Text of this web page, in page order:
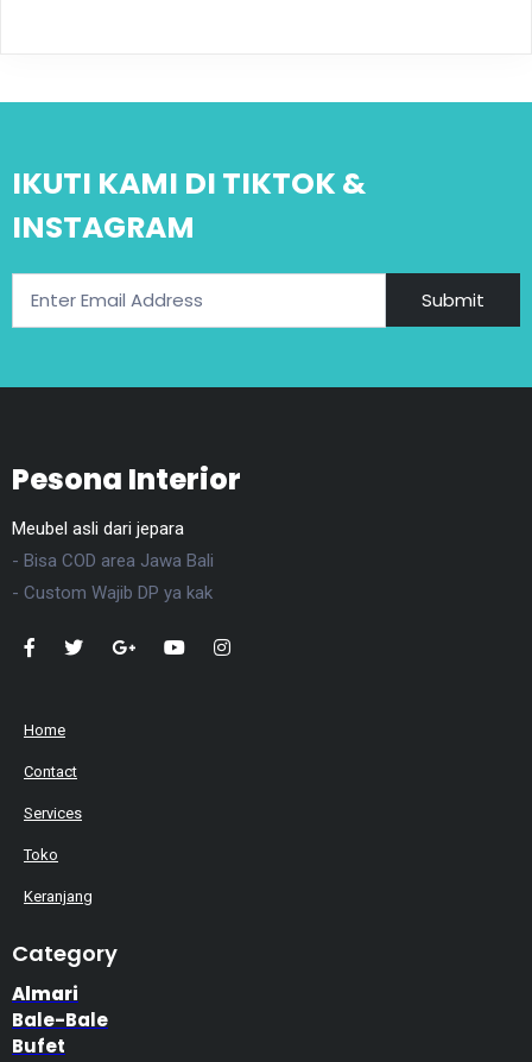
IKUTI KAMI DI TIKTOK &
INSTAGRAM
Submit
Pesona Interior
Meubel asli dari jepara
- Bisa COD area Jawa Bali
- Custom Wajib DP ya kak
Home
Contact
Services
Toko
Keranjang
Category
Almari
Bale-Bale
Bufet